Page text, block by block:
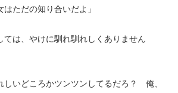
はただの知り合いだよ」
ては、やけに馴れ馴れしくありません
しいどころかツンツンしてるだろ？ 俺、